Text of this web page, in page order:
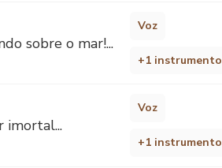
sobre o mar!...
Voz
+1 instrumento
imortal...
Voz
+1 instrumento